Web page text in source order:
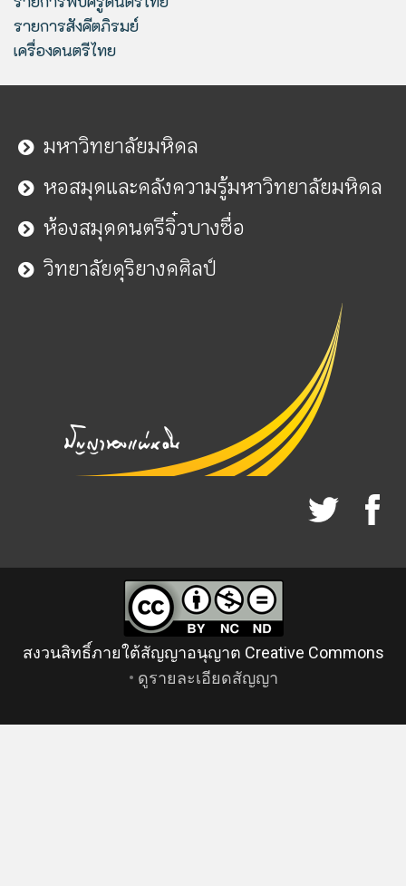
รายการสังคีตภิรมย์
เครื่องดนตรีไทย
มหาวิทยาลัยมหิดล
หอสมุดและคลังความรู้มหาวิทยาลัยมหิดล
ห้องสมุดดนตรีจิ๋วบางซื่อ
วิทยาลัยดุริยางคศิลป์
สงวนสิทธิ์ภายใต้สัญญาอนุญาต Creative Commons
• ดูรายละเอียดสัญญา